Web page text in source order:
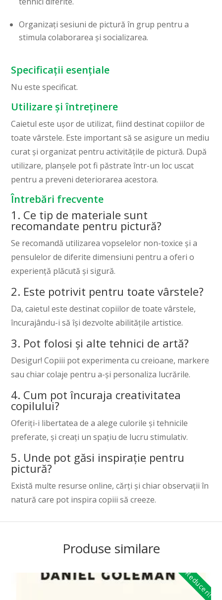
Organizați sesiuni de pictură în grup pentru a
stimula colaborarea și socializarea.
Specificații esențiale
Nu este specificat.
Utilizare și întreținere
Caietul este ușor de utilizat, fiind destinat copiilor de
toate vârstele. Este important să se asigure un mediu
curat și organizat pentru activitățile de pictură. După
utilizare, planșele pot fi păstrate într-un loc uscat
pentru a preveni deteriorarea acestora.
Întrebări frecvente
1. Ce tip de materiale sunt
recomandate pentru pictură?
Se recomandă utilizarea vopselelor non-toxice și a
pensulelor de diferite dimensiuni pentru a oferi o
experiență plăcută și sigură.
2. Este potrivit pentru toate vârstele?
Da, caietul este destinat copiilor de toate vârstele,
încurajându-i să își dezvolte abilitățile artistice.
3. Pot folosi și alte tehnici de artă?
Desigur! Copiii pot experimenta cu creioane, markere
sau chiar colaje pentru a-și personaliza lucrările.
4. Cum pot încuraja creativitatea
copilului?
Oferiți-i libertatea de a alege culorile și tehnicile
preferate, și creați un spațiu de lucru stimulativ.
5. Unde pot găsi inspirație pentru
pictură?
Există multe resurse online, cărți și chiar observații în
natură care pot inspira copiii să creeze.
Produse similare
Reduceri!